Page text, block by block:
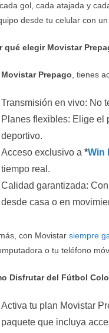
gol, cada atajada y
desde tu celular con un
qué elegir Movistar
Movistar Prepago , tienes
Transmisión en vivo: No
Planes flexibles: Elige el
deportivo.
Acceso exclusivo a *Win
tiempo real.
Calidad garantizada:
desde casa o en
con Movistar siempre
o tu teléfono
Disfrutar del Fútbol
Activa tu plan Movistar
paquete que incluya